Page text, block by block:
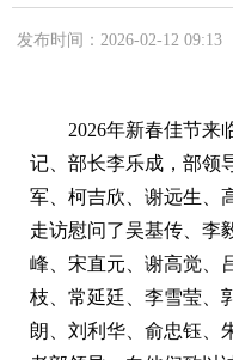
发布时间：2026-02-12 09:13
2026年新春佳节来
记、部长李乐成，部领
军、柯吉欣、谢远生、
走访慰问了吴基传、李
峰、宋直元、谢高觉、
枝、常延廷、李雪莹、
朗、刘利华、俞忠钰、